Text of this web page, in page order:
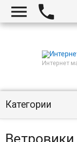
 
Интернет
Категории